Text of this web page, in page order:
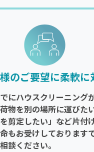
のご要望に柔軟に
でにハウスクリーニング
物を別の場所に運びたい
を剪定したい」など片付
もお受けしております
談ください。